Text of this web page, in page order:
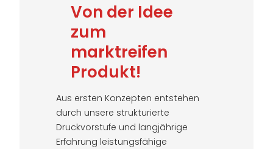
Von der Idee
zum
marktreifen
Produkt!
Aus ersten Konzepten entstehen
durch unsere strukturierte
Druckvorstufe und langjährige
Erfahrung leistungsfähige